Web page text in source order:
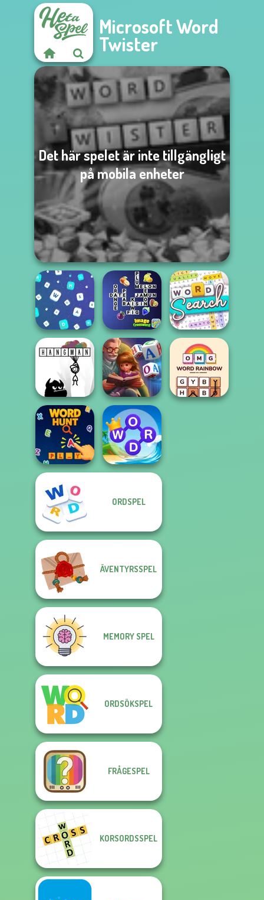
Microsoft Word
Twister
Det här spelet är inte tillgängligt
på mobila enheter
Words Match
Image
Crossword
Word Search
Puzzle
Hangman
Word Scramble:
Family Tales
Word Hunt
Word Connect
ORDSPEL
ÄVENTYRSSPEL
MEMORY SPEL
ORDSÖKSPEL
FRÅGESPEL
KORSORDSSPEL